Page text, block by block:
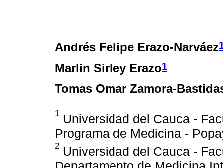
Andrés Felipe Erazo-Narváez
Marlin Sirley Erazo1
Tomas Omar Zamora-
1 Universidad del Cauca -
Programa de Medicina -
2 Universidad del Cauca -